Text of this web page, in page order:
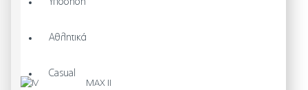
Υπόδηση
Αθλητικά
Casual